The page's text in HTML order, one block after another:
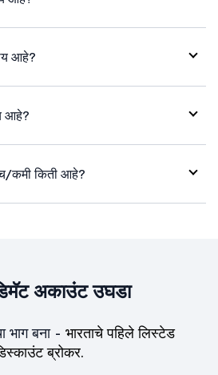
आहे?
आहे?
कमी किती आहे?
अकाउंट उघडा
भाग बना - भारताचे पहिले लिस्टेड
ब्रोकर.